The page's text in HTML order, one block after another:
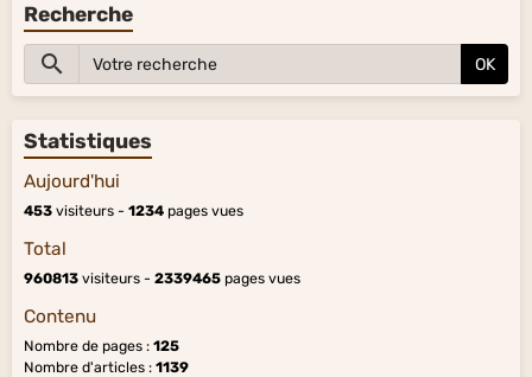
Recherche
OK
Statistiques
Aujourd'hui
453 visiteurs - 1234 pages vues
Total
960813 visiteurs - 2339465 pages vues
Contenu
Nombre de pages : 125
Nombre d'articles : 1139